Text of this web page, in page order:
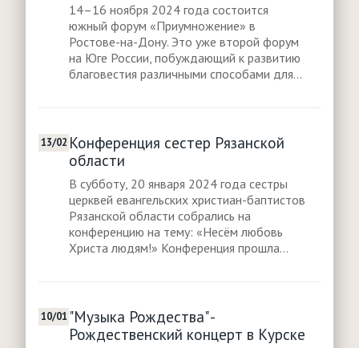
14–16 ноября 2024 года состоится
южный форум «Приумножение» в
Ростове-на-Дону. Это уже второй форум
на Юге России, побуждающий к развитию
благовестия различ­ными способами для...
13/02 Конференция сестер Рязанской
области
В субботу, 20 января 2024 года сестры
церквей евангельских христиан-баптистов
Рязанской области собрались на
конференцию на тему: «Несём любовь
Христа людям!» Конференция прошла...
10/01 "Музыка Рождества" -
Рождественский концерт в Курске